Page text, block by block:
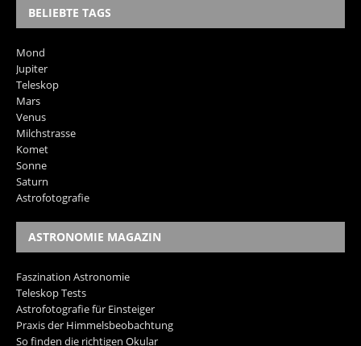
BELIEBTE TAGS
Mond
Jupiter
Teleskop
Mars
Venus
Milchstrasse
Komet
Sonne
Saturn
Astrofotografie
ASTRONOMIE MAGAZIN
Faszination Astronomie
Teleskop Tests
Astrofotografie für Einsteiger
Praxis der Himmelsbeobachtung
So finden die richtigen Okular